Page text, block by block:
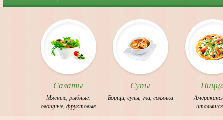
Салаты
Мясные ,рыбные
овощные ,фруктовые
Супы
Борщи ,супы ,уха ,cолянка